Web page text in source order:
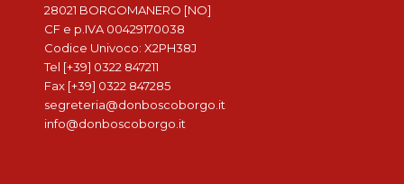
28021 BORGOMANERO [NO]
CF e p.IVA 00429170038
Codice Univoco: X2PH38J
Tel [+39] 0322 847211
Fax [+39] 0322 847285
segreteria@donboscoborgo.it
info@donboscoborgo.it